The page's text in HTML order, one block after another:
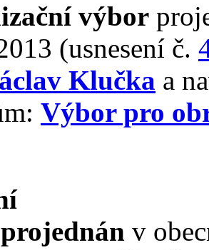
výbor
(usnesení č.
Klučka a
Výbor pro
projednán v